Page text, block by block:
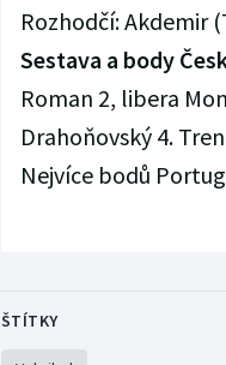
Rozhodčí: Akdemir
Sestava a body
Roman 2, libera
Drahoňovský 4.
Nejvíce bodů
ŠTÍTKY